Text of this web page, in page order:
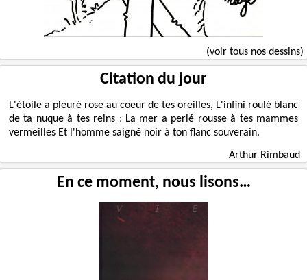
(voir tous nos dessins)
Citation du jour
L'étoile a pleuré rose au coeur de tes oreilles, L'infini roulé blanc
de ta nuque à tes reins ; La mer a perlé rousse à tes mammes
vermeilles Et l'homme saigné noir à ton flanc souverain.
Arthur Rimbaud
En ce moment, nous lisons…